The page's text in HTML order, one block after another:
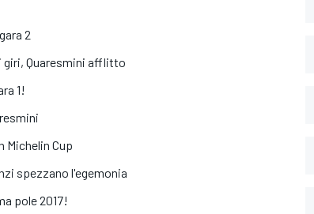
2
giri, Quaresmini afflitto
1!
Michelin Cup
spezzano l'egemonia
pole 2017!